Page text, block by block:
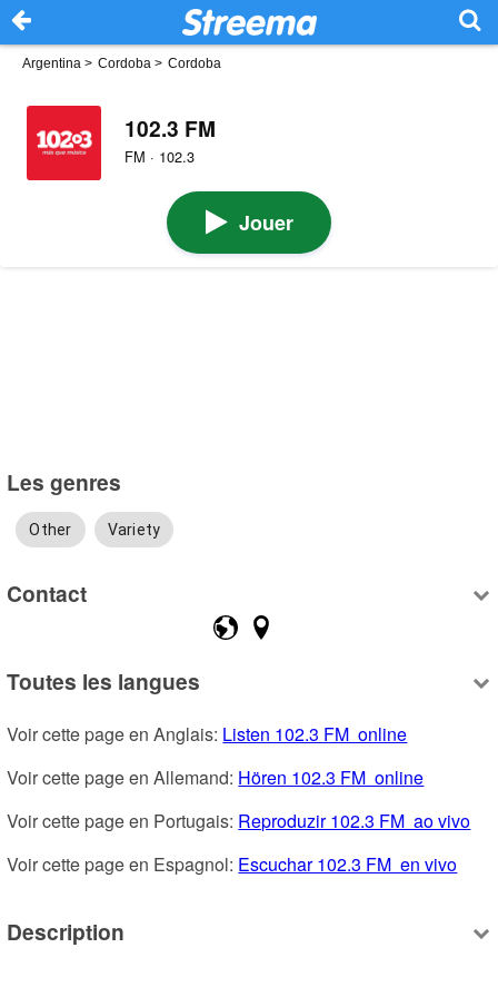
Argentina > Cordoba > Cordoba
102.3 FM
FM · 102.3
Jouer
Les genres
Other Variety
Contact
Toutes les langues
Voir cette page en Anglais: Listen 102.3 FM  online
Voir cette page en Allemand: Hören 102.3 FM  online
Voir cette page en Portugais: Reproduzir 102.3 FM  ao vivo
Voir cette page en Espagnol: Escuchar 102.3 FM  en vivo
Description